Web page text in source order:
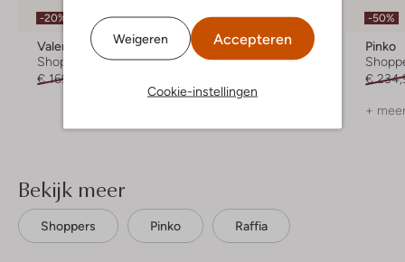
Weigeren Accepteren
Cookie-instellingen
-20%
Valentino Bags
Shopper
€ 169,99
Studio Noos
Shopper
-50%
Pinko
€
+
Bekijk meer
Shoppers Pinko Raffia